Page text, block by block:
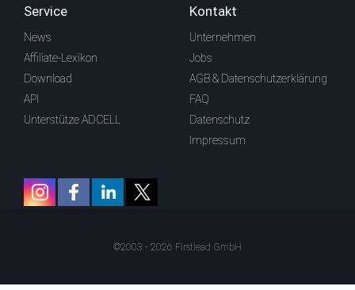
Service
News
Affiliate-Lexikon
Download
API
Unterstütze ADCELL
Kontakt
Unternehmen
Jobs
AGB & Datenschutzerklärung
FAQ
Datenschutz
Impressum
©2003 - 2026 Firstlead GmbH